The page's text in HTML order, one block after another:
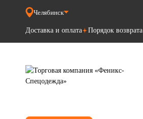
Челябинск
Доставка и оплата Порядок возврата